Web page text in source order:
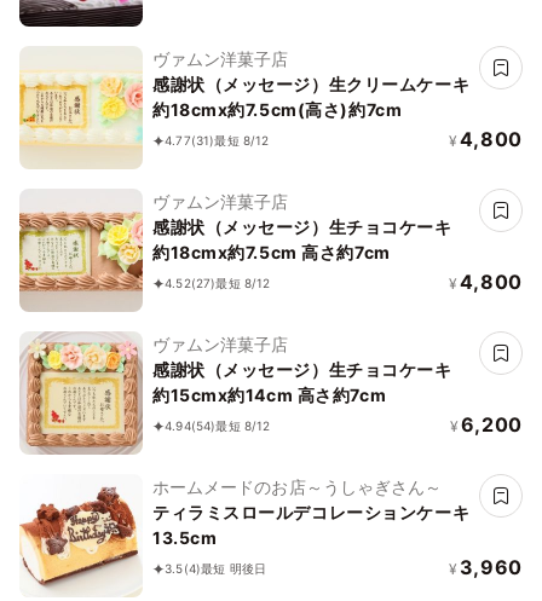
ヴァムン洋菓子店
感謝状（メッセージ）生クリームケーキ
約18cmx約7.5cm(高さ)約7cm
4.77(31)最短 8/12 ¥ 4,800
ヴァムン洋菓子店
感謝状（メッセージ）生チョコケーキ
約18cmx約7.5cm 高さ約7cm
4.52(27)最短 8/12 ¥ 4,800
ヴァムン洋菓子店
感謝状（メッセージ）生チョコケーキ
約15cmx約14cm 高さ約7cm
4.94(54)最短 8/12 ¥ 6,200
ホームメードのお店～うしゃぎさん～
ティラミスロールデコレーションケーキ
13.5cm
3.5(4)最短 明後日 ¥ 3,960